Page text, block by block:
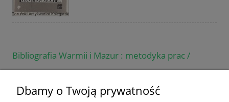
Bibliografia Warmii i Mazur : metodyka prac /
Dbamy o Twoją prywatność